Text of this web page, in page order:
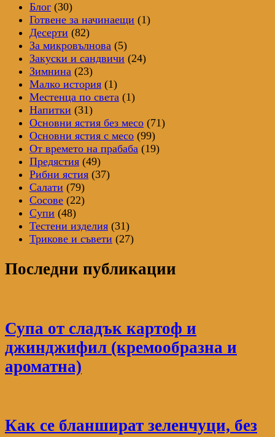
Блог (30)
Готвене за начинаещи (1)
Десерти (82)
За микровълнова (5)
Закуски и сандвичи (24)
Зимнина (23)
Малко история (1)
Местенца по света (1)
Напитки (31)
Основни ястия без месо (71)
Основни ястия с месо (99)
От времето на прабаба (19)
Предястия (49)
Рибни ястия (37)
Салати (79)
Сосове (22)
Супи (48)
Тестени изделия (31)
Трикове и съвети (27)
Последни публикации
Супа от сладък картоф и
джинджифил (кремообразна и
ароматна)
Как се бланшират зеленчуци, без